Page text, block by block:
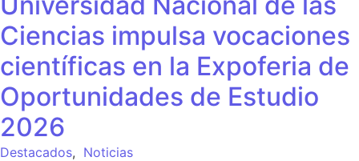
Ciencias impulsa vocaciones
científicas en la Expoferia de
Oportunidades de Estudio
2026
Destacados, Noticias